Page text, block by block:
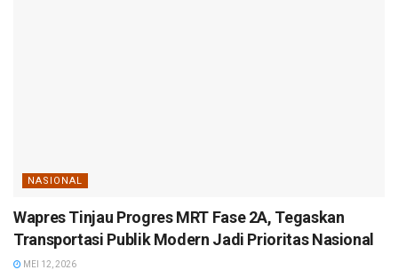
NASIONAL
Wapres Tinjau Progres MRT Fase 2A, Tegaskan
Transportasi Publik Modern Jadi Prioritas Nasional
MEI 12, 2026